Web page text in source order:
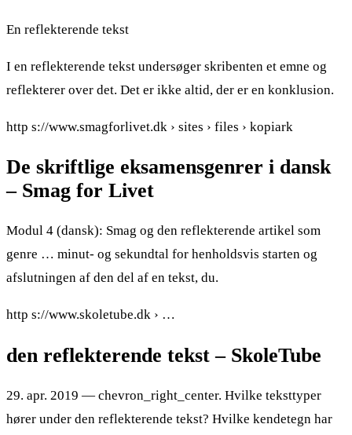
En reflekterende tekst
I en reflekterende tekst undersøger skribenten et emne og
reflekterer over det. Det er ikke altid, der er en konklusion.
http s://www.smagforlivet.dk › sites › files › kopiark
De skriftlige eksamensgenrer i dansk
– Smag for Livet
Modul 4 (dansk): Smag og den reflekterende artikel som
genre … minut- og sekundtal for henholdsvis starten og
afslutningen af den del af en tekst, du.
http s://www.skoletube.dk › …
den reflekterende tekst – SkoleTube
29. apr. 2019 — chevron_right_center. Hvilke teksttyper
hører under den reflekterende tekst? Hvilke kendetegn har